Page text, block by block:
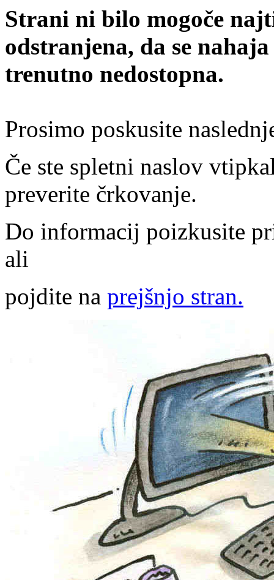
Strani ni bilo mogoče
odstranjena, da se
trenutno nedostopna.
Prosimo poskusite
Če ste spletni naslov
preverite črkovanje.
Do informacij poizkusite
ali
pojdite na prejšnjo stran.